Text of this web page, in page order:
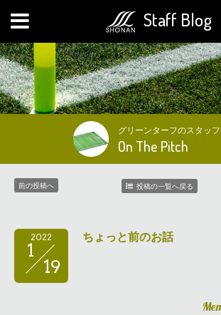
Staff Blog
MENU
グリーンターフのスタッ
On The Pitch
前の投稿へ 投稿の一覧へ戻る
2022
1
19
ちょっと前のお話